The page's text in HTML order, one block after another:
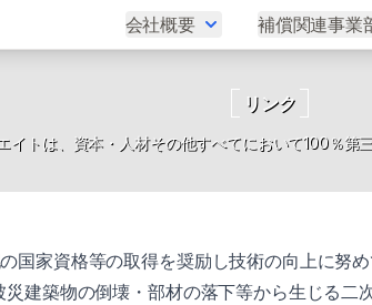
会社概要 補償関連事業
リンク
イトは、資本・人材その他すべてにおいて100％第
国家資格等の取得を奨励し技術の向上に努
建築物の倒壊・部材の落下等から生じる